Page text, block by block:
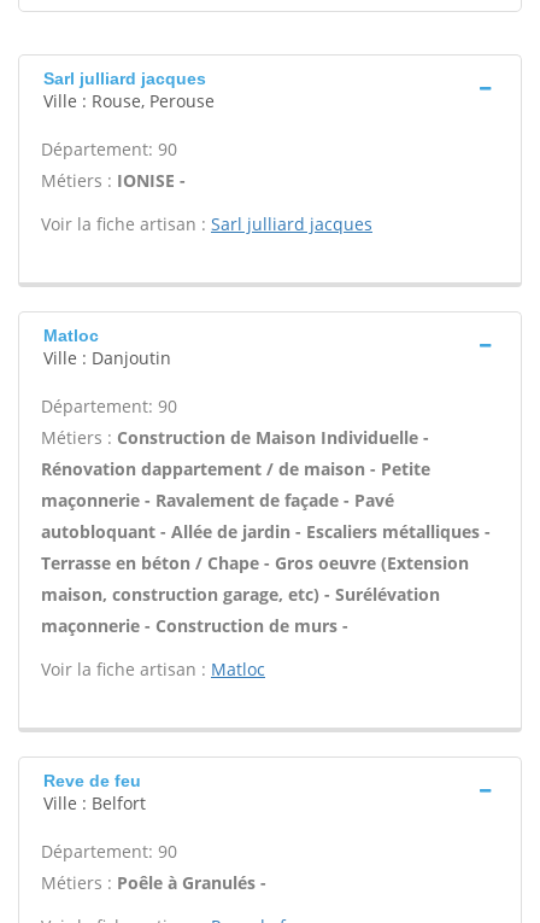
Sarl julliard jacques
Ville : Rouse, Perouse
Département: 90
Métiers : IONISE -
Voir la fiche artisan : Sarl julliard jacques
Matloc
Ville : Danjoutin
Département: 90
Métiers : Construction de Maison Individuelle -
Rénovation dappartement / de maison - Petite
maçonnerie - Ravalement de façade - Pavé
autobloquant - Allée de jardin - Escaliers métalliques -
Terrasse en béton / Chape - Gros oeuvre (Extension
maison, construction garage, etc) - Surélévation
maçonnerie - Construction de murs -
Voir la fiche artisan : Matloc
Reve de feu
Ville : Belfort
Département: 90
Métiers : Poêle à Granulés -